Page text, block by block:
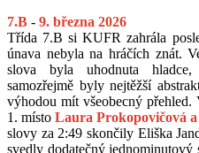
7.B - 9. března 2026
Třída 7.B si KUFR zahrála
únava nebyla na hráčích znát.
slova byla uhodnuta
samozřejmě byly nejtěžší
výhodou mít všeobecný
1. místo Laura Prokopovičová
slovy za 2:49 skončily Eliška
svedly dodatečný